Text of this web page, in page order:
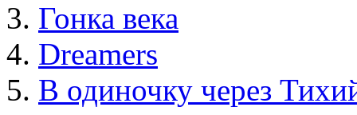
Гонка века
Dreamers
В одиночку через